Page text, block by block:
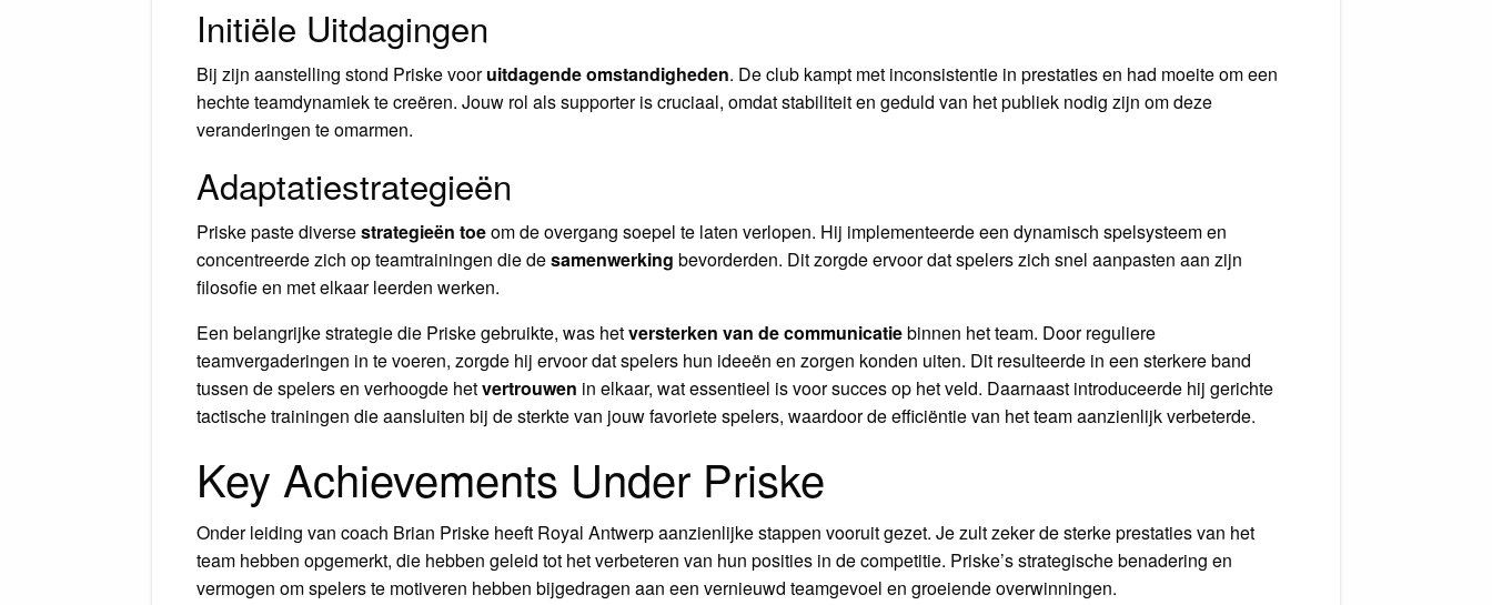
Initiële Uitdagingen
Bij zijn aanstelling stond Priske vooruitdagende omstandigheden. De club kampt met inconsistentie in prestaties en had moeite om een
hechte teamdynamiek te creëren. Jouw rol als supporter is cruciaal, omdat stabiliteit en geduld van het publiek nodig zijn om deze
veranderingen te omarmen.
Adaptatiestrategieën
Priske paste diversestrategieën toeom de overgang soepel te laten verlopen. Hij implementeerde een dynamisch spelsysteem en
concentreerde zich op teamtrainingen die desamenwerking bevorderden. Dit zorgde ervoor dat spelers zich snel aanpasten aan zijn
filosofie en met elkaar leerden werken.
Een belangrijke strategie die Priske gebruikte, was hetversterken van de communicatiebinnen het team. Door reguliere
teamvergaderingen in te voeren, zorgde hij ervoor dat spelers hun ideeën en zorgen konden uiten. Dit resulteerde in een sterkere band
tussen de spelers en verhoogde hetvertrouwen in elkaar, wat essentieel is voor succes op het veld. Daarnaast introduceerde hij gerichte
tactische trainingen die aansluiten bij de sterkte van jouw favoriete spelers, waardoor de efficiëntie van het team aanzienlijk verbeterde.
Key Achievements Under Priske
Onder leiding van coach Brian Priske heeft Royal Antwerp aanzienlijke stappen vooruit gezet. Je zult zeker de sterke prestaties van het
team hebben opgemerkt, die hebben geleid tot het verbeteren van hun posities in de competitie. Priske’s strategische benadering en
vermogen om spelers te motiveren hebben bijgedragen aan een vernieuwd teamgevoel en groeiende overwinningen.